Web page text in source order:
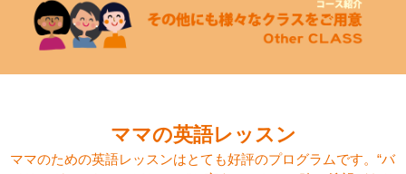
ママの英語レッスン
ママのための英語レッスンはとても好評のプログラムです。“バ